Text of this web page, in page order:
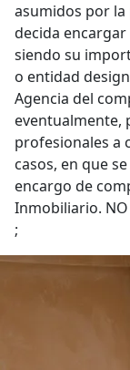
asumidos por
decida
siendo su
o entidad
Agencia del
eventualmente,
profesionales a
casos, en que
encargo de
Inmobiliario. NO
;